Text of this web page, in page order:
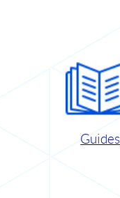
Guides